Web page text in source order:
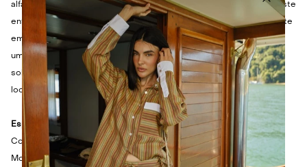
alfaiataria de cintura alta ou uma saia midi fluida, criando um contraste
entre a estrutura da peça e o movimento do tecido. Nos pés, aposte
em sandálias de tiras finas para um evento noturno ou mules para
uma proposta casual chic. Em dias de temperatura amena,
sobreponha com um blazer oversized para adicionar camadas ao
look.
Especificações Técnicas
Corset em algodão
Modelagem slim